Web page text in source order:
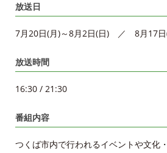
放送日
7月20日(月)～8月2日(日) ／ 8月17日
放送時間
16:30 / 21:30
番組内容
つくば市内で行われるイベントや文化
マイページ
財団案内